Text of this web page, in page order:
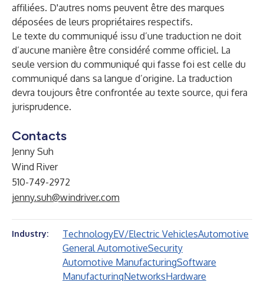
affiliées. D'autres noms peuvent être des marques
déposées de leurs propriétaires respectifs.
Le texte du communiqué issu d’une traduction ne doit
d’aucune manière être considéré comme officiel. La
seule version du communiqué qui fasse foi est celle du
communiqué dans sa langue d’origine. La traduction
devra toujours être confrontée au texte source, qui fera
jurisprudence.
Contacts
Jenny Suh
Wind River
510-749-2972
jenny.suh@windriver.com
Industry: TechnologyEV/Electric VehiclesAutomotive
General AutomotiveSecurity
Automotive ManufacturingSoftware
ManufacturingNetworksHardware